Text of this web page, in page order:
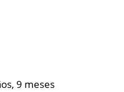
9 meses